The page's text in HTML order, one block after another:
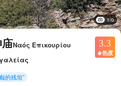
1/0
Ναός Επικουρίου
3.3
 热度
的残垣”